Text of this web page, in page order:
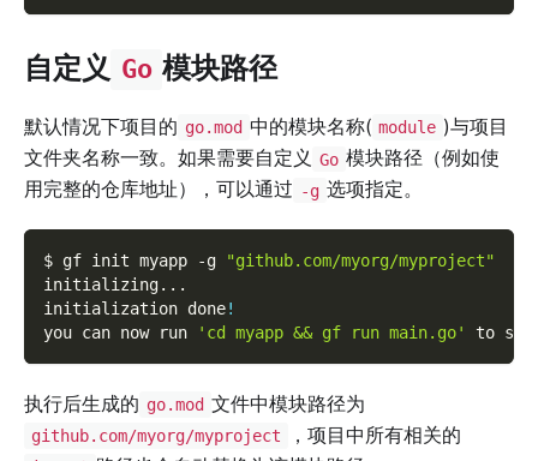
自定义 Go 模块路径
默认情况下项目的 go.mod 中的模块名称( module )与项目
文件夹名称一致。如果需要自定义 Go 模块路径（例如使
用完整的仓库地址），可以通过 -g 选项指定。
$ gf init myapp -g
"github.com/myorg/myproject"
initializing.. .
initialization done!
you can now run
'cd myapp && gf run main.go' to
执行后生成的 go.mod 文件中模块路径为
github.com/myorg/myproject ，项目中所有相关的